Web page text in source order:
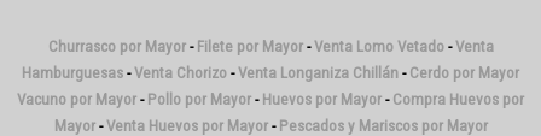
Churrasco por Mayor- Filete por Mayor-Venta Lomo Vetado-Venta
Hamburguesas -Venta Chorizo -Venta Longaniza Chillán - Cerdo por Mayor
Vacuno por Mayor - Pollo por Mayor - Huevos por Mayor - Compra Huevos por
Mayor-Venta Huevos por Mayor- Pescados y Mariscos por Mayor